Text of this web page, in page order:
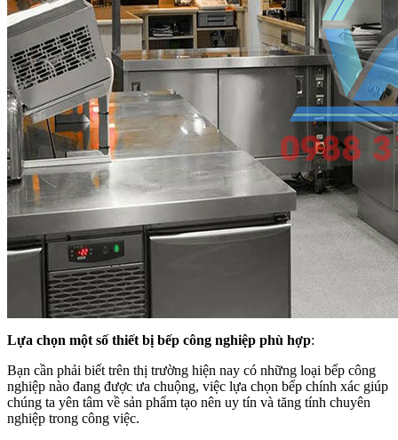
Lựa chọn một số thiết bị bếp công nghiệp phù hợp:
Bạn cần phải biết trên thị trường hiện nay có những loại bếp công
nghiệp nào đang được ưa chuộng, việc lựa chọn bếp chính xác giúp
chúng ta yên tâm về sản phẩm tạo nên uy tín và tăng tính chuyên
nghiệp trong công việc.